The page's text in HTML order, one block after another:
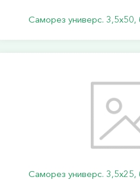
Саморез универс. 3,5х50,
Саморез универс. 3,5х25,